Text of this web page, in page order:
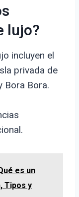
lujo?
incluyen el
privada de
Bora Bora.
es un
Tipos y